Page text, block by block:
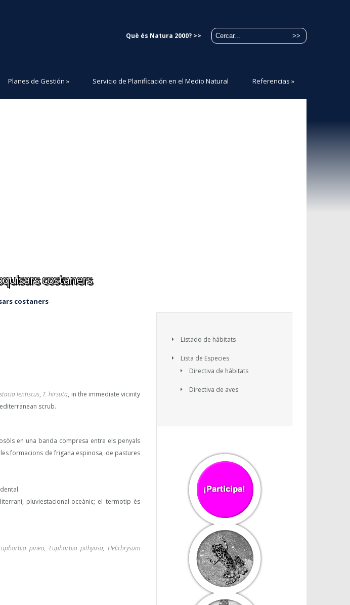
Què és Natura 2000? >>
Planes de Gestión » Servicio de Planificación en el Medio Natural Referencias »
costaners
costaners
lentiscus, T. hirsuta, in the immediate vicinity
scrub.
en una banda compresa entre els penyals
formacions de frigana espinosa, de pastures
pluviestacional-oceànic; el termotip ès
pinea, Euphorbia pithyusa, Helichrysum
Listado de hábitats
Lista de Especies
Directiva de hábitats
Directiva de aves